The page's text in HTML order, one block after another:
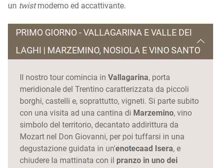
un twistmoderno ed accattivante.
PRIMO GIORNO - VALLAGARINA E VALLE DEI
LAGHI | MARZEMINO, NOSIOLA E VINO SANTO
Il nostro tour comincia in Vallagarina, porta
meridionale del Trentino caratterizzata da piccoli
borghi, castelli e, soprattutto, vigneti. Si parte subito
con una visita ad una cantina di Marzemino, vino
simbolo del territorio, decantato addirittura da
Mozart nel Don Giovanni, per poi tuffarsi in una
degustazione guidata in un'enotecaad Isera, e
chiudere la mattinata con il pranzo in uno dei